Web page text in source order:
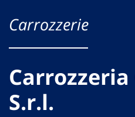
Carrozzerie
S.r.l.